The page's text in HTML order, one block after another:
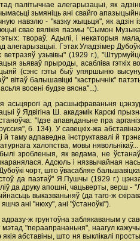
палітычнае алегарызацыі, як
зьмяніць ані свайго
навэлю - "казку жыцьця", як
свае вялікія паэмы "Сымон
твораў. Адылі, i некаторыя
Гэтак Уладзімер
узьвівы" (1929 г.),
зьяваў прыроды, асабліва гэткіх
(сэнс гэты быў упяршыню
балышавіцкі "кастрычнік"
восені будзе вясна"...).
ад расшыфраваньня
ў Ядвігіна Ш. акадэмік Карскі
"Ідзе апавяданьне пра
б. 134). У савецкіх-жа
адпаведна інструктавалі й
халопства, мовы
зробленыя, як ведама, не
Адсюль i нязвычайная
чорт, што ўвасабляе
да паэтаў" Я.Пушчы (1929 г.)
да друку апошні, чацьверты, верш -
выказваньняў (да таго-ж
ані ''нюху", ані "ўстаноўкі").
ж грунтоўна заблякаваным у
"пераапрананьня", наагул
абставіны, што ня выклікалі